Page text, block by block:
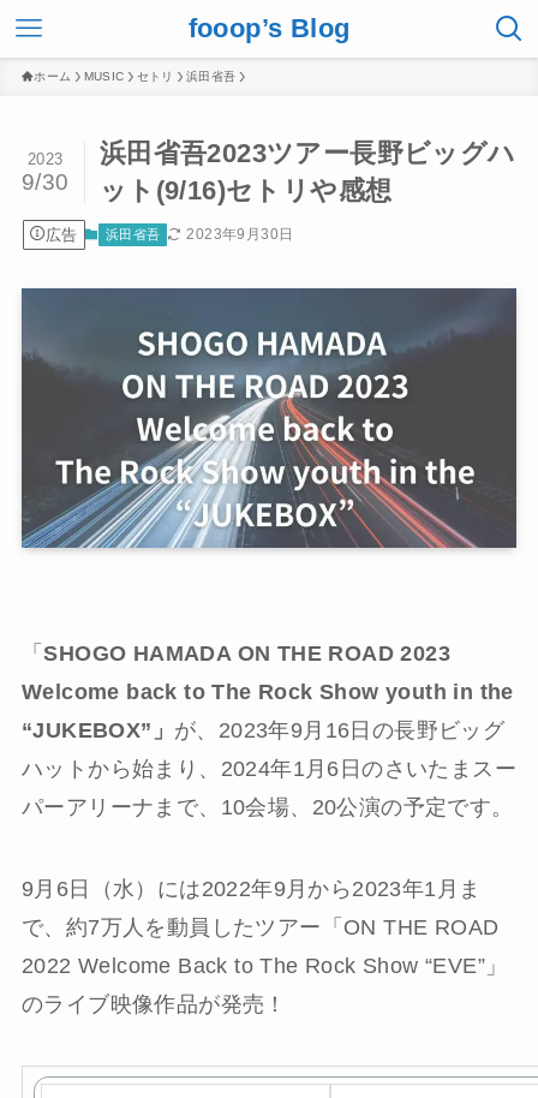
fooop’s Blog
ホーム MUSIC セトリ 浜田省吾
浜田省吾2023ツアー長野ビッグハ
ット(9/16)セトリや感想
2023
9/30
広告 浜田省吾 2023年9月30日
「SHOGO HAMADA ON THE ROAD 2023
Welcome back to The Rock Show youth in the
“JUKEBOX”」 が、2023年9月16日の長野ビッグ
ハットから始まり、2024年1月6日のさいたまスー
パーアリーナまで、10会場、20公演の予定です。
9月6日（水）には2022年9月から2023年1月ま
で、約7万人を動員したツアー「ON THE ROAD
2022 Welcome Back to The Rock Show “EVE”」
のライブ映像作品が発売！